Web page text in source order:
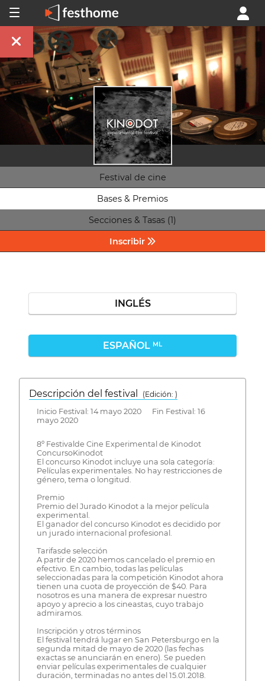
Festival de cine
Bases & Premios
Secciones & Tasas (1)
Inscribir
INGLÉS
ESPAÑOL ML
Descripción del festival
( Edición: )
Inicio Festival: 14 mayo 2020 Fin Festival: 16
mayo 2020
8º Festivalde Cine Experimental de Kinodot
ConcursoKinodot
El concurso Kinodot incluye una sola categoría:
Películas experimentales. No hay restricciones de
género, tema o longitud.
Premio
Premio del Jurado Kinodot a la mejor película
experimental.
El ganador del concurso Kinodot es decidido por
un jurado internacional profesional.
Tarifasde selección
A partir de 2020 hemos cancelado el premio en
efectivo. En cambio, todas las películas
seleccionadas para la competición Kinodot ahora
tienen una cuota de proyección de $40. Para
nosotros es una manera de expresar nuestro
apoyo y aprecio a los cineastas, cuyo trabajo
admiramos.
Inscripción y otros términos
El festival tendrá lugar en San Petersburgo en la
segunda mitad de mayo de 2020 (las fechas
exactas se anunciarán en enero). Se pueden
enviar películas experimentales de cualquier
duración, terminadas no antes del 15.01.2018.